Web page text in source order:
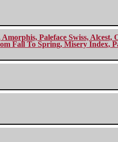
Paleface Swiss,
Fall To Spring, Misery Index,